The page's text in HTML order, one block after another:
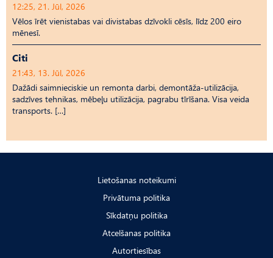
12:25, 21. Jūl, 2026
Vēlos īrēt vienistabas vai divistabas dzīvokli cēsīs, līdz 200 eiro
mēnesī.
Citi
21:43, 13. Jūl, 2026
Dažādi saimnieciskie un remonta darbi, demontāža-utilizācija,
sadzīves tehnikas, mēbeļu utilizācija, pagrabu tīrīšana. Visa veida
transports. […]
Lietošanas noteikumi
Privātuma politika
Sīkdatņu politika
Atcelšanas politika
Autortiesības